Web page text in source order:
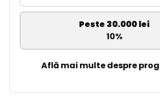
Peste 30.000 lei
10%
Află mai multe despre